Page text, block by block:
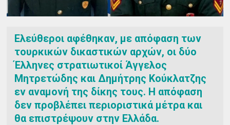
Ελεύθεροι αφέθηκαν, με απόφαση των
τουρκικών δικαστικών αρχών, οι δύο
Έλληνες στρατιωτικοί Άγγελος
Μητρετώδης και Δημήτρης Κούκλατζης
εν αναμονή της δίκης τους. Η απόφαση
δεν προβλέπει περιοριστικά μέτρα και
θα επιστρέψουν στην Ελλάδα.